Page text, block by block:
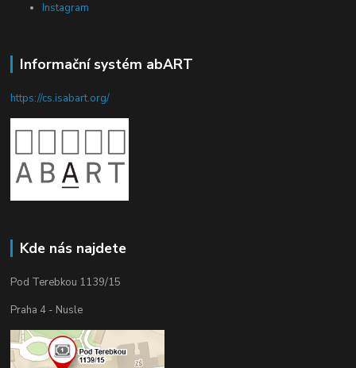
Instagram
Informační systém abART
https://cs.isabart.org/
Kde nás najdete
Pod Terebkou 1139/15
Praha 4 - Nusle